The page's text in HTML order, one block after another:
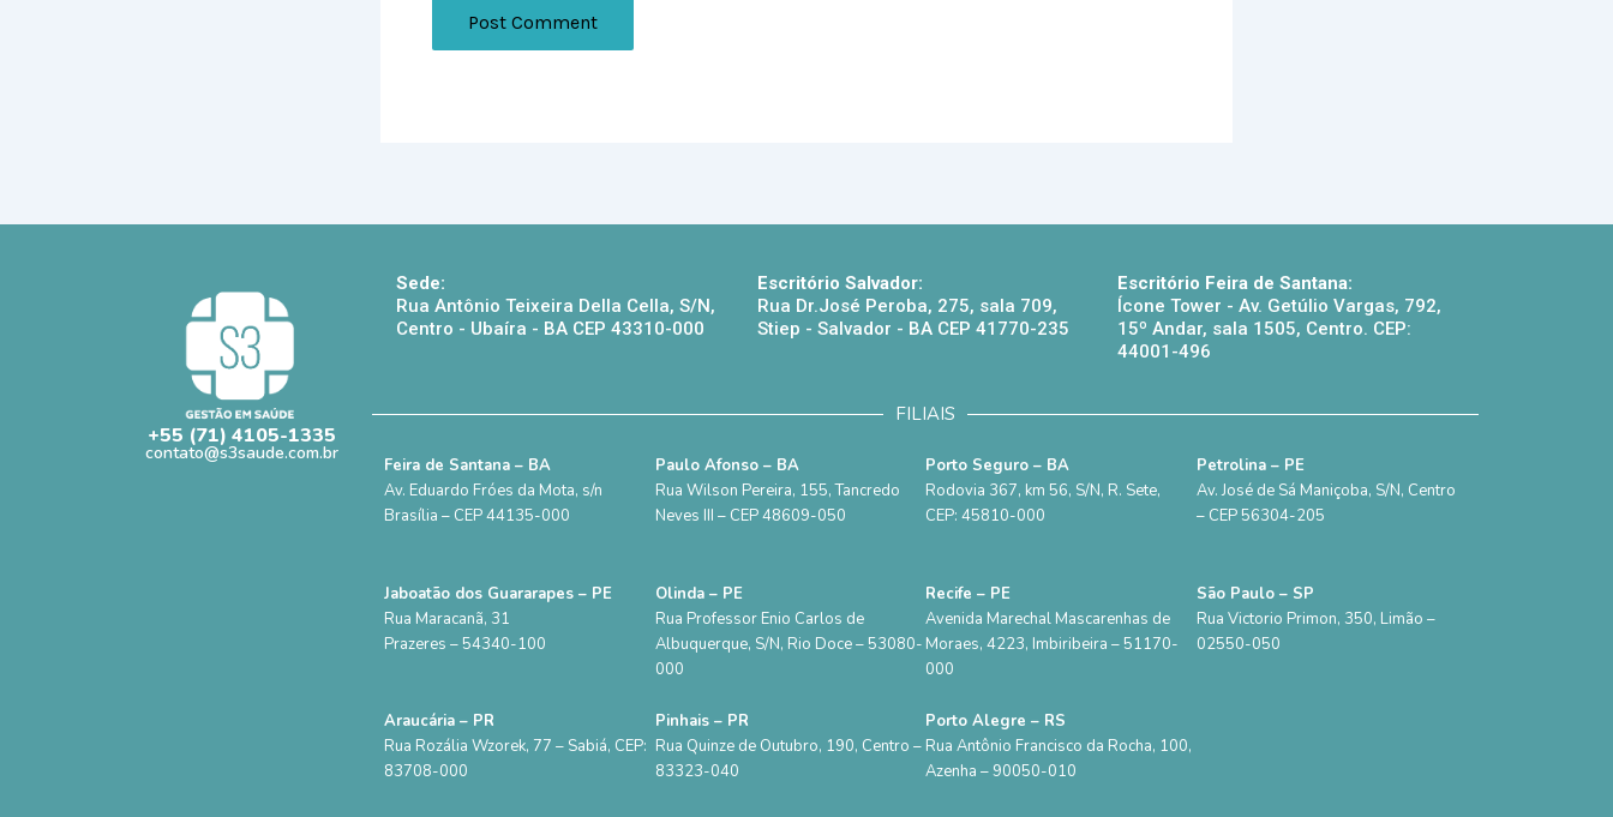
+55 (71) 4105-1335
contato@s3saude.com.br
Sede:
Rua Antônio Teixeira Della Cella, S/N,
Centro - Ubaíra - BA CEP 43310-000
Escritório Salvador:
Rua Dr.José Peroba, 275, sala 709,
Stiep - Salvador - BA CEP 41770-235
Escritório Feira de Santana:
Ícone Tower - Av. Getúlio Vargas, 792,
15º Andar, sala 1505, Centro. CEP:
44001-496
FILIAIS
Feira de Santana – BA
Av. Eduardo Fróes da Mota, s/n
Brasília – CEP 44135-000
Paulo Afonso – BA
Rua Wilson Pereira, 155, Tancredo
Neves III – CEP 48609-050
Porto Seguro – BA
Rodovia 367, km 56, S/N, R. Sete,
CEP: 45810-000
Petrolina – PE
Av. José de Sá Maniçoba, S/N, Centro
– CEP 56304-205
Jaboatão dos Guararapes – PE
Rua Maracanã, 31
Prazeres – 54340-100
Olinda – PE
Rua Professor Enio Carlos de
Albuquerque, S/N, Rio Doce – 53080-
000
Recife – PE
Avenida Marechal Mascarenhas de
Moraes, 4223, Imbiribeira – 51170-
000
São Paulo – SP
Rua Victorio Primon, 350, Limão –
02550-050
Araucária – PR
Rua Rozália Wzorek, 77 – Sabiá, CEP:
83708-000
Pinhais – PR
Rua Quinze de Outubro, 190, Centro –
83323-040
Porto Alegre – RS
Rua Antônio Francisco da Rocha, 100,
Azenha – 90050-010